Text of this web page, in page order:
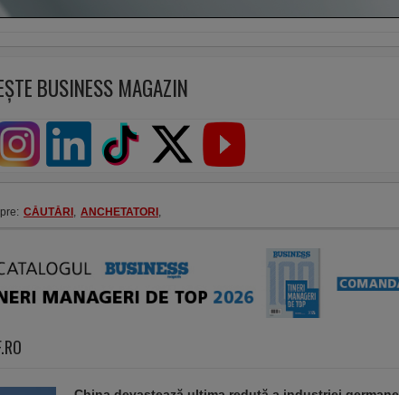
BUSINESS MAGAZIN
CĂUTĂRI , ANCHETATORI ,